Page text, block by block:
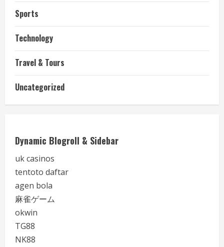
Sports
Technology
Travel & Tours
Uncategorized
Dynamic Blogroll & Sidebar
uk casinos
tentoto daftar
agen bola
麻雀ゲーム
okwin
TG88
NK88